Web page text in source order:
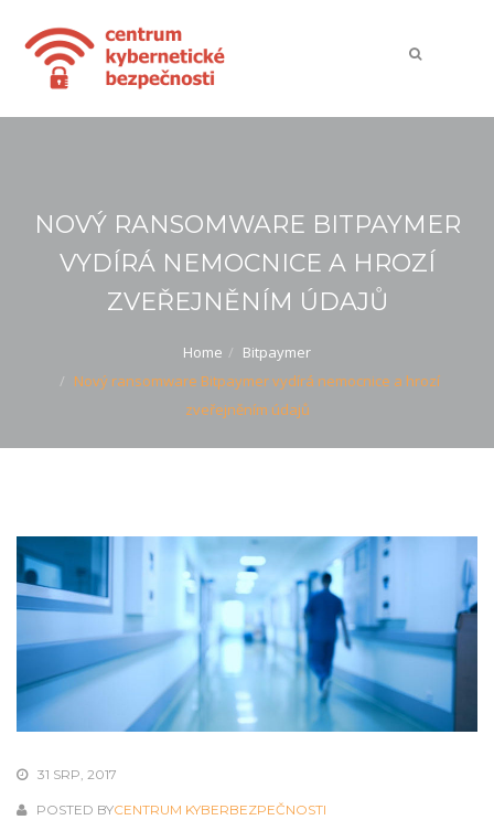
NOVÝ RANSOMWARE BITPAYMER
VYDÍRÁ NEMOCNICE A HROZÍ
ZVEŘEJNĚNÍM ÚDAJŮ
Home
Bitpaymer
Nový ransomware Bitpaymer vydírá nemocnice a hrozí
zveřejněním údajů
31 SRP, 2017
POSTED BYCENTRUM KYBERBEZPEČNOSTI